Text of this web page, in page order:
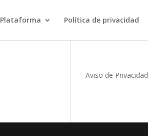
Plataforma Política de privacidad
Aviso de Privacidad